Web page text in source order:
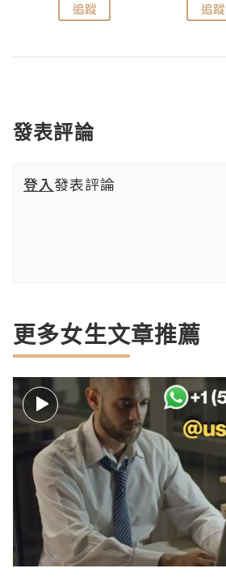
追蹤 追蹤
發表評論
登入發表評論
更多女生文章推薦